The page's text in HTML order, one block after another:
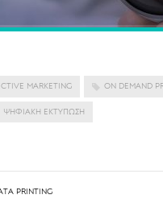
MARKETING ON DEMAND
ΨΗΦΙΑΚΉ ΕΚΤΎΠΩΣΗ
PRINTING